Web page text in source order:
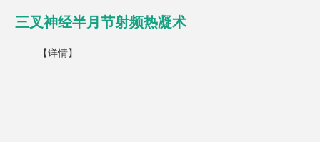
三叉神经半月节射频热凝术
【详情】